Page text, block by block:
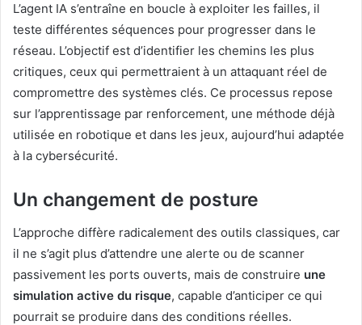
L’agent IA s’entraîne en boucle à exploiter les failles, il
teste différentes séquences pour progresser dans le
réseau. L’objectif est d’identifier les chemins les plus
critiques, ceux qui permettraient à un attaquant réel de
compromettre des systèmes clés. Ce processus repose
sur l’apprentissage par renforcement, une méthode déjà
utilisée en robotique et dans les jeux, aujourd’hui adaptée
à la cybersécurité.
Un changement de posture
L’approche diffère radicalement des outils classiques, car
il ne s’agit plus d’attendre une alerte ou de scanner
passivement les ports ouverts, mais de construire une
simulation active du risque, capable d’anticiper ce qui
pourrait se produire dans des conditions réelles.